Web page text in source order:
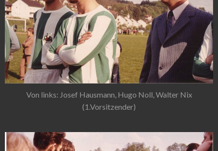
Von links: Josef Hausmann, Hugo Noll, Walter Nix
(1.Vorsitzender)